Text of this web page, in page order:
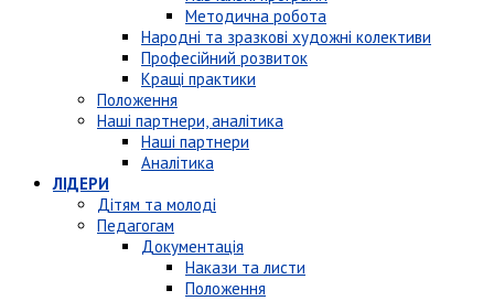
Методична робота
Народні та зразкові художні колективи
Професійний розвиток
Кращі практики
Положення
Наші партнери, аналітика
Наші партнери
Аналітика
ЛІДЕРИ
Дітям та молоді
Педагогам
Документація
Накази та листи
Положення